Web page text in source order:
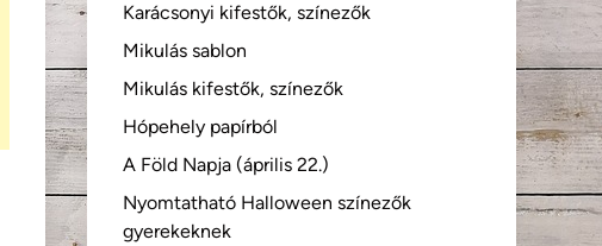
Karácsonyi kifestők, színezők
Mikulás sablon
Mikulás kifestők, színezők
Hópehely papírból
A Föld Napja (április 22.)
Nyomtatható Halloween színezők
gyerekeknek